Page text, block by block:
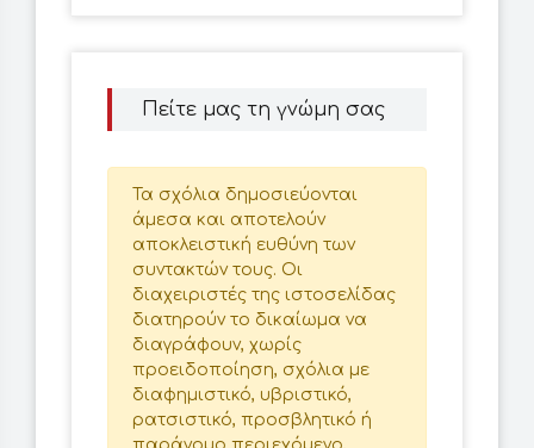
Πείτε μας τη γνώμη σας
Τα σχόλια δημοσιεύονται
άμεσα και αποτελούν
αποκλειστική ευθύνη των
συντακτών τους. Οι
διαχειριστές της ιστοσελίδας
διατηρούν το δικαίωμα να
διαγράφουν, χωρίς
προειδοποίηση, σχόλια με
διαφημιστικό, υβριστικό,
ρατσιστικό, προσβλητικό ή